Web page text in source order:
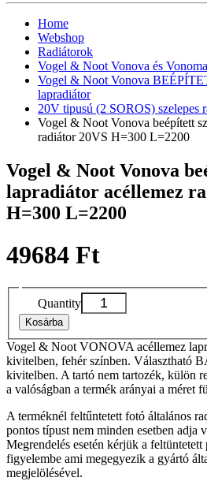
Home
Webshop
Radiátorok
Vogel & Noot Vonova és
Vogel & Noot Vonova
lapradiátor
20V tipusú (2 SOROS) szelepes
Vogel & Noot Vonova beépített
radiátor 20VS H=300 L=2200
Vogel & Noot Vonova
lapradiátor acéllemez
H=300 L=2200
49684 Ft
Quantity
Kosárba
Vogel & Noot VONOVA acéllemez
kivitelben, fehér színben. Választható
kivitelben. A tartó nem tartozék, külön
a valóságban a termék arányai a méret
A terméknél feltűntetett fotó általános
pontos típust nem minden esetben adja
Megrendelés esetén kérjük a
figyelembe ami megegyezik a gyártó
megjelölésével.